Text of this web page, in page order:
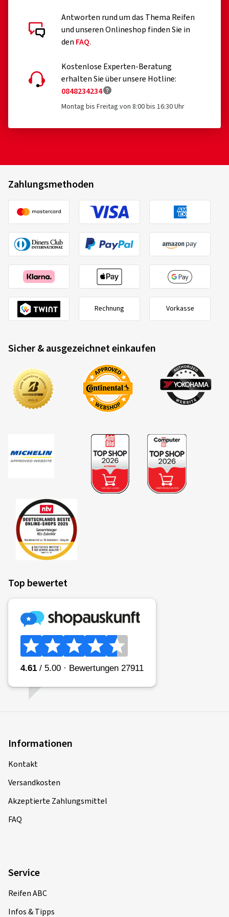
Antworten rund um das Thema Reifen
und unseren Onlineshop finden Sie in
den FAQ.
Kostenlose Experten-Beratung
erhalten Sie über unsere Hotline:
0848234234
Montag bis Freitag von 8:00 bis 16:30 Uhr
Zahlungsmethoden
Rechnung Vorkasse
Sicher & ausgezeichnet einkaufen
Top bewertet
Informationen
Kontakt
Versandkosten
Akzeptierte Zahlungsmittel
FAQ
Service
Reifen ABC
Infos & Tipps